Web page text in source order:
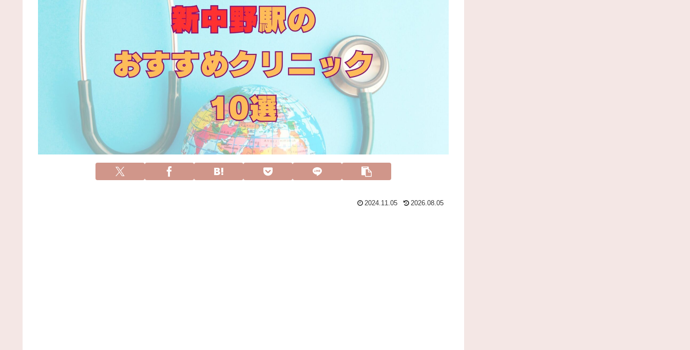
2024.11.05 2026.08.05